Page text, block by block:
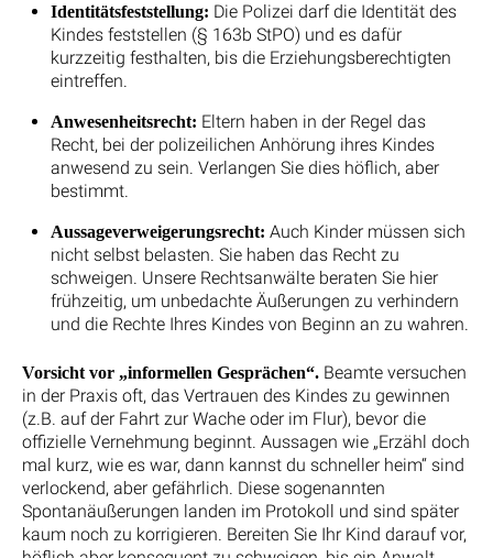
Identitätsfeststellung: Die Polizei darf die Identität des
Kindes feststellen (§ 163b StPO) und es dafür
kurzzeitig festhalten, bis die Erziehungsberechtigten
eintreffen.
Anwesenheitsrecht: Eltern haben in der Regel das
Recht, bei der polizeilichen Anhörung ihres Kindes
anwesend zu sein. Verlangen Sie dies höflich, aber
bestimmt.
Aussageverweigerungsrecht: Auch Kinder müssen sich
nicht selbst belasten. Sie haben das Recht zu
schweigen. Unsere Rechtsanwälte beraten Sie hier
frühzeitig, um unbedachte Äußerungen zu verhindern
und die Rechte Ihres Kindes von Beginn an zu wahren.
Vorsicht vor „informellen Gesprächen“. Beamte versuchen
in der Praxis oft, das Vertrauen des Kindes zu gewinnen
(z.B. auf der Fahrt zur Wache oder im Flur), bevor die
offizielle Vernehmung beginnt. Aussagen wie „Erzähl doch
mal kurz, wie es war, dann kannst du schneller heim“ sind
verlockend, aber gefährlich. Diese sogenannten
Spontanäußerungen landen im Protokoll und sind später
kaum noch zu korrigieren. Bereiten Sie Ihr Kind darauf vor,